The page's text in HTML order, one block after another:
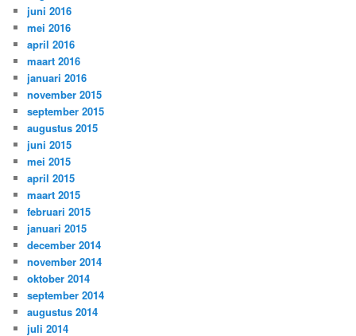
juni 2016
mei 2016
april 2016
maart 2016
januari 2016
november 2015
september 2015
augustus 2015
juni 2015
mei 2015
april 2015
maart 2015
februari 2015
januari 2015
december 2014
november 2014
oktober 2014
september 2014
augustus 2014
juli 2014